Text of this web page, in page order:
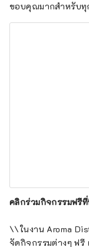
ขอบคุณมากสำหรับทุ
คลิกร่วมกิจกรรมฟรีที่
\\ในงาน Aroma
จัดกิจกรรมต่างๆ ฟรี